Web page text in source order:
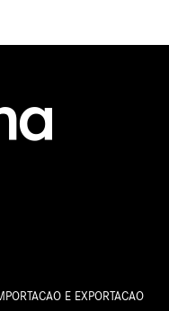
E EXPORTACAO